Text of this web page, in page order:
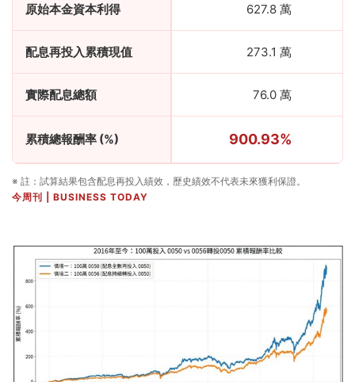
原始本金資本利得 627.8 萬
配息再投入累積現值 273.1 萬
實際配息總額 76.0 萬
累積總報酬率 (%) 900.93%
※ 註：試算結果包含配息再投入績效，歷史績效不代表未來獲利保證。
今周刊 | BUSINESS TODAY